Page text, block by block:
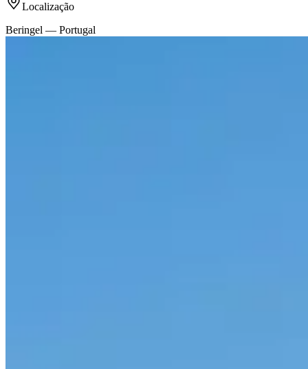
Localização
Beringel — Portugal